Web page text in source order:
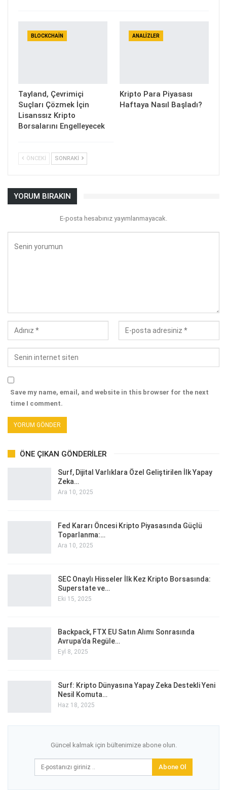
BLOCKCHAIN
Tayland, Çevrimiçi
Suçları Çözmek İçin
Lisanssız Kripto
Borsalarını Engelleyecek
ANALIZLER
Kripto Para Piyasası
Haftaya Nasıl Başladı?
ÖNCEKI SONRAKI
YORUM BIRAKIN
E-posta hesabınız yayımlanmayacak.
Save my name, email, and website in this browser for the next
time I comment.
ÖNE ÇIKAN GÖNDERILER
Surf, Dijital Varlıklara Özel Geliştirilen İlk Yapay
Zeka…
Ara 10, 2025
Fed Kararı Öncesi Kripto Piyasasında Güçlü
Toparlanma:…
Ara 10, 2025
SEC Onaylı Hisseler İlk Kez Kripto Borsasında:
Superstate ve…
Eki 15, 2025
Backpack, FTX EU Satın Alımı Sonrasında
Avrupa’da Regüle…
Eyl 8, 2025
Surf: Kripto Dünyasına Yapay Zeka Destekli Yeni
Nesil Komuta…
Haz 18, 2025
Güncel kalmak için bültenimize abone olun.
Abone Ol